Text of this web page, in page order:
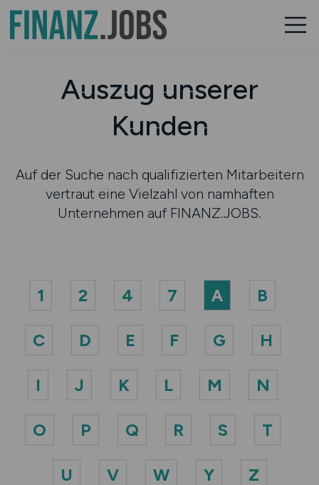
Auszug unserer
Kunden
Auf der Suche nach qualifizierten Mitarbeitern
vertraut eine Vielzahl von namhaften
Unternehmen auf FINANZ.JOBS.
1 2 4 7 A B
C D E F G H
I J K L M N
O P Q R S T
U V W Y Z